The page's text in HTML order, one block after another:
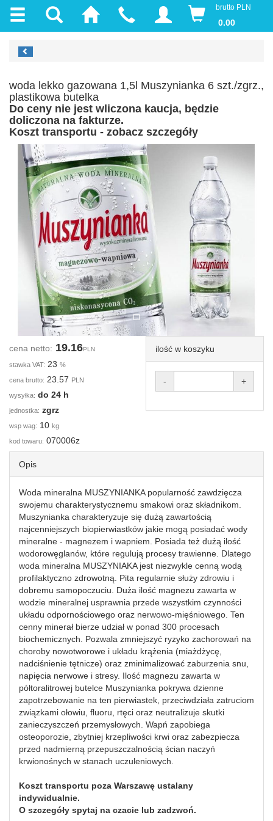
brutto PLN
0.00
woda lekko gazowana 1,5l Muszynianka 6 szt./zgrz.,
plastikowa butelka
Do ceny nie jest wliczona kaucja, będzie
doliczona na fakturze.
Koszt transportu - zobacz szczegóły
cena netto: 19.16PLN
stawka VAT: 23 %
cena brutto: 23.57 PLN
wysyłka: do 24 h
jednostka: zgrz
wsp wag: 10 kg
kod towaru: 070006z
ilość w koszyku
- +
Opis
Woda mineralna MUSZYNIANKA popularność zawdzięcza
swojemu charakterystycznemu smakowi oraz składnikom.
Muszynianka charakteryzuje się dużą zawartością
najcenniejszych biopierwiastków jakie mogą posiadać wody
mineralne - magnezem i wapniem. Posiada też dużą ilość
wodorowęglanów, które regulują procesy trawienne. Dlatego
woda mineralna MUSZYNIAKA jest niezwykle cenną wodą
profilaktyczno zdrowotną. Pita regularnie służy zdrowiu i
dobremu samopoczuciu. Duża ilość magnezu zawarta w
wodzie mineralnej usprawnia przede wszystkim czynności
układu odpornościowego oraz nerwowo-mięśniowego. Ten
cenny minerał bierze udział w ponad 300 procesach
biochemicznych. Pozwala zmniejszyć ryzyko zachorowań na
choroby nowotworowe i układu krążenia (miażdżycę,
nadciśnienie tętnicze) oraz zminimalizować zaburzenia snu,
napięcia nerwowe i stresy. Ilość magnezu zawarta w
półtoralitrowej butelce Muszynianka pokrywa dzienne
zapotrzebowanie na ten pierwiastek, przeciwdziała zatruciom
związkami ołowiu, fluoru, rtęci oraz neutralizuje skutki
zanieczyszczeń przemysłowych. Wapń zapobiega
osteoporozie, zbytniej krzepliwości krwi oraz zabezpiecza
przed nadmierną przepuszczalnością ścian naczyń
krwionośnych w stanach uczuleniowych.
Koszt transportu poza Warszawę ustalany
indywidualnie.
O szczegóły spytaj na czacie lub zadzwoń.